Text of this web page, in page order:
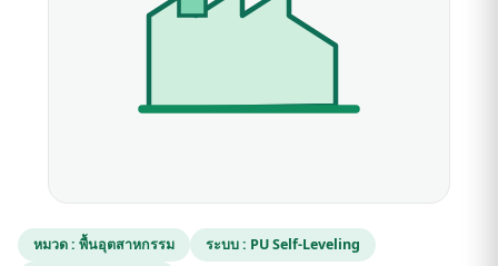
หมวด : พื้นอุตสาหกรรม
ระบบ : PU Self-Leveling